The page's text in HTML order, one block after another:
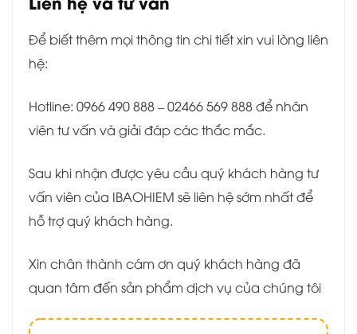
Để biết thêm mọi thông tin chi tiết xin vui lòng liên
hệ:
Hotline: 0966 490 888 – 02466 569 888 để nhân
viên tư vấn và giải đáp các thắc mắc.
Sau khi nhận được yêu cầu quý khách hàng tư
vấn viên của IBAOHIEM sẽ liên hệ sớm nhất để
hỗ trợ quý khách hàng.
Xin chân thành cám ơn quý khách hàng đã
quan tâm đến sản phẩm dịch vụ của chúng tôi